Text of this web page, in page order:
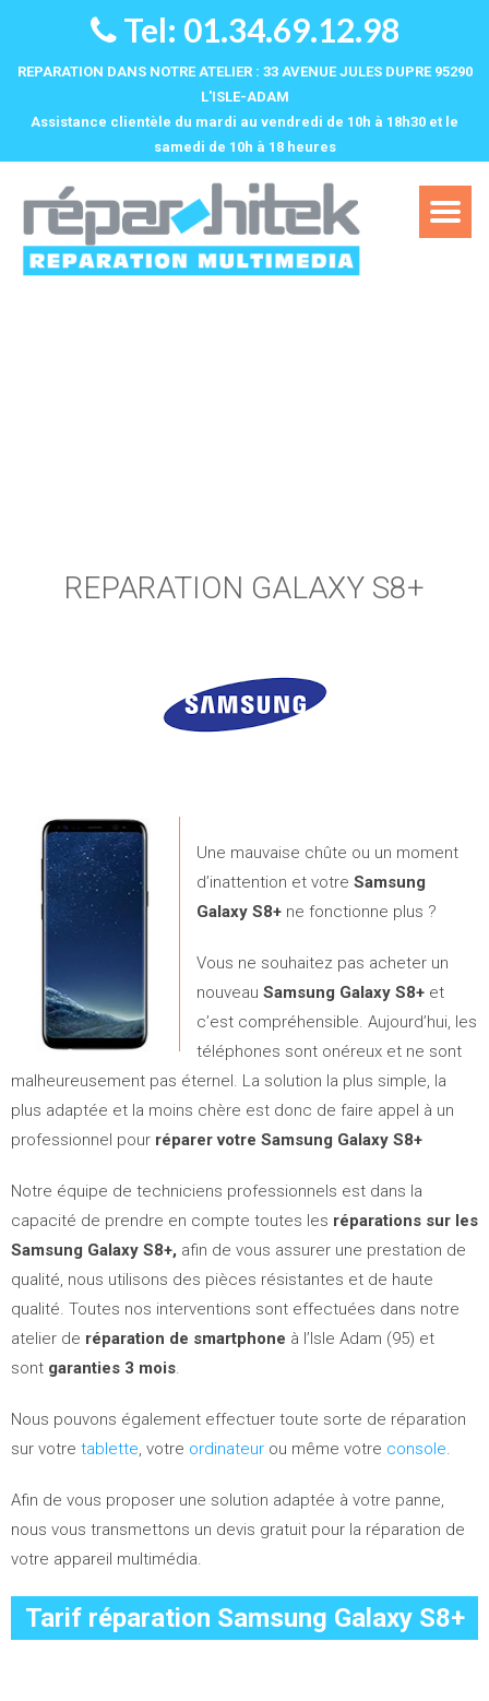
Tel: 01.34.69.12.98
REPARATION DANS NOTRE ATELIER : 33 AVENUE JULES DUPRE 95290
L'ISLE-ADAM
Assistance clientèle du mardi au vendredi de 10h à 18h30 et le
samedi de 10h à 18 heures‌
REPARATION GALAXY S8+
Une mauvaise chûte ou un moment
d’inattention et votre Samsung
Galaxy S8+ ne fonctionne plus ?
Vous ne souhaitez pas acheter un
nouveau Samsung Galaxy S8+ et
c’est compréhensible. Aujourd’hui, les
téléphones sont onéreux et ne sont
malheureusement pas éternel. La solution la plus simple, la
plus adaptée et la moins chère est donc de faire appel à un
professionnel pour réparer votre Samsung Galaxy S8+
Notre équipe de techniciens professionnels est dans la
capacité de prendre en compte toutes les réparations sur les
Samsung Galaxy S8+, afin de vous assurer une prestation de
qualité, nous utilisons des pièces résistantes et de haute
qualité. Toutes nos interventions sont effectuées dans notre
atelier de réparation de smartphone à l’Isle Adam (95) et
sont garanties 3 mois.
Nous pouvons également effectuer toute sorte de réparation
sur votre tablette, votre ordinateur ou même votre console.
Afin de vous proposer une solution adaptée à votre panne,
nous vous transmettons un devis gratuit pour la réparation de
votre appareil multimédia.
Tarif réparation Samsung Galaxy S8+